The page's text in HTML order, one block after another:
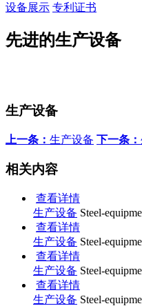
设备展示 专利证书
先进的生产设备
生产设备
上一条： 生产设备 下一条：
相关内容
查看详情
生产设备 Steel-
查看详情
生产设备 Steel-
查看详情
生产设备 Steel-
查看详情
生产设备 Steel-